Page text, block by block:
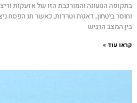
בתקופה הטעונה והמורכבת הזו של אזעקות
וחוסר ביטחון, דאגות וטרדות, כאשר חג הפסח
בין המצב הרגיש
קראו עוד »